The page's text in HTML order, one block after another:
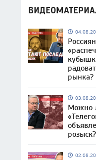
рынка?
Можно
розыск?